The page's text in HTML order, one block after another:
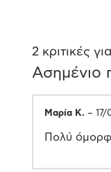
2 κριτικές για
Ασημένιο
Μαρία Κ. – 17/
Πολύ